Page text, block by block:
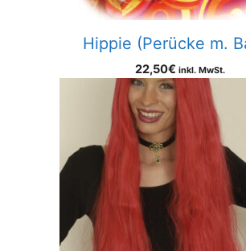
Hippie (Perücke m.
22,50€ inkl. MwSt.